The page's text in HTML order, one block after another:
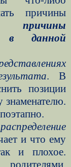
причины
причины
в данной
. В
позиции
знаменателю.
и что ему
и плохое.